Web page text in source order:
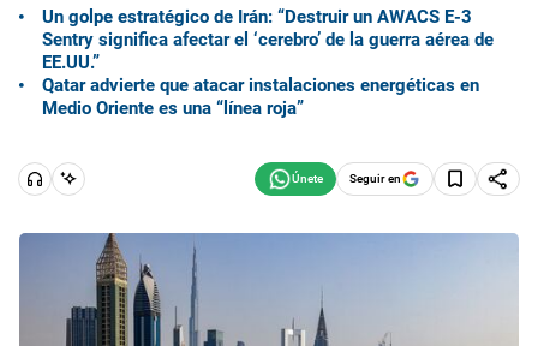
Un golpe estratégico de Irán: “Destruir un AWACS E-3
Sentry significa afectar el ‘cerebro’ de la guerra aérea de
EE.UU.”
Qatar advierte que atacar instalaciones energéticas en
Medio Oriente es una “línea roja”
Seguir en